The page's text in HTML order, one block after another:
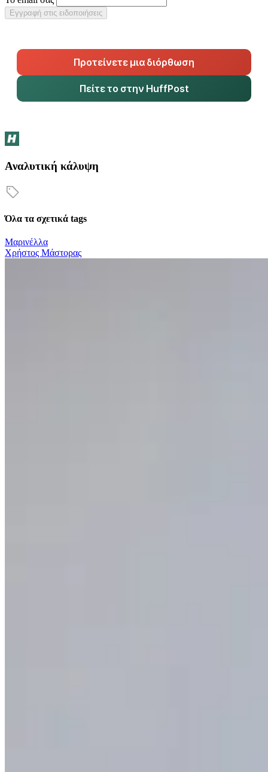
Εγγραφή στις ειδοποιήσεις
Προτείνετε μια διόρθωση
Πείτε το στην HuffPost
Αναλυτική κάλυψη
Όλα τα σχετικά tags
Μαρινέλλα
Χρήστος Μάστορας